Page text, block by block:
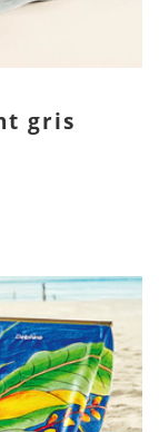
gris